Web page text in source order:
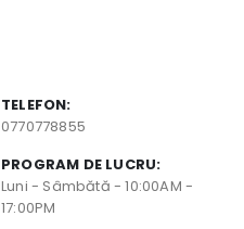
TELEFON:
0770778855
PROGRAM DE LUCRU:
Luni - Sâmbătă - 10:00AM -
17:00PM